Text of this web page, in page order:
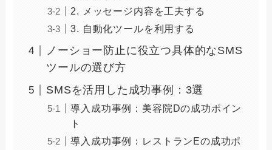
2. メッセージ内容を工夫する
3. 自動化ツールを利用する
ノーショー防止に役立つ具体的なSMS
ツールの選び方
SMSを活用した成功事例：3選
導入成功事例：美容院Dの成功ポイン
ト
導入成功事例：レストランEの成功ポ